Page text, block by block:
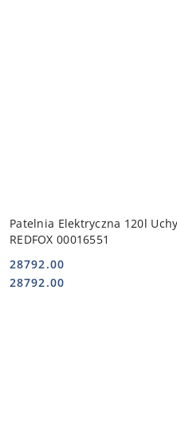
Patelnia Elektryczna 120l
REDFOX 00016551
Cena:
28792.00
Cena:
28792.00